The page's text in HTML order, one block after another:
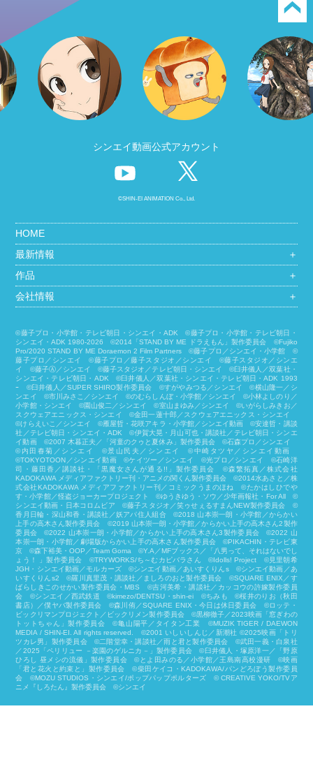
シンエイ動画公式アカウント
©SHIN-EI ANIMATION Co., Ltd.
HOME
最新情報
＋
作品
＋
会社情報
＋
©藤子プロ・小学館・テレビ朝日・シンエイ・ADK ©藤子プロ・小学館・テレビ朝日・
シンエイ・ADK 1980-2026 ©2014「STAND BY ME ドラえもん」製作委員会 ©Fujiko
Pro/2020 STAND BY ME Doraemon 2 Film Partners ©藤子プロ／シンエイ・小学館 ©
藤子プロ／シンエイ ©藤子プロ／藤子スタジオ／シンエイ ©藤子スタジオ／シンエ
イ ©藤子Ⓐ／シンエイ ©藤子スタジオ／テレビ朝日・シンエイ ©臼井儀人／双葉社・
シンエイ・テレビ朝日・ADK ©臼井儀人／双葉社・シンエイ・テレビ朝日・ADK 1993
ｰ ©臼井儀人／SUPER SHIRO製作委員会 ©すがやみつる／シンエイ ©横山隆一／シ
ンエイ ©市川みさこ／シンエイ ©のむらしんぼ・小学館／シンエイ ©小林よしのり／
小学館・シンエイ ©園山俊二／シンエイ ©室山まゆみ／シンエイ ©いがらしみきお／
スクウェアエニックス・シンエイ ©金田一蓮十郎／スクウェアエニックス・シンエイ
©けらえいこ／シンエイ ©雁屋哲・花咲アキラ・小学館／シンエイ動画 ©安達哲・講談
社／テレビ朝日・シンエイ・ADK ©伊賀大晃・月山可也・講談社／テレビ朝日・シンエ
イ動画 ©2007 木暮正夫／「河童のクゥと夏休み」製作委員会 ©石森プロ／シンエイ
©内田春菊／シンエイ ©景山民夫／シンエイ ©中崎タツヤ／シンエイ動画
©︎TOKYOTOON／シンエイ動画 ©ケイツー／シンエイ ©光プロ／シンエイ ©石崎洋
司・藤田香／講談社・「黒魔女さんが通る!!」製作委員会 ©森繁拓真／株式会社
KADOKAWA メディアファクトリー刊・アニメの関くん製作委員会 ©2014水あさと／株
式会社KADOKAWA メディアファクトリー刊／コミックうまのほね ©たかはしひでや
す・小学館／怪盗ジョーカープロジェクト ©ゆうきゆう・ソウ／少年画報社・For All ©
シンエイ動画・日本コロムビア ©藤子スタジオ／笑ゥせぇるすまんNEW製作委員会 ©
香月日輪・深山和香・講談社／妖アパ住人組合 ©2018 山本崇一朗・小学館／からかい
上手の高木さん製作委員会 ©2019 山本崇一朗・小学館／からかい上手の高木さん2製作
委員会 ©2022 山本崇一朗・小学館／からかい上手の高木さん3製作委員会 ©2022 山
本崇一朗・小学館／劇場版からかい上手の高木さん製作委員会 ©PIKACHIN・テレビ東
京 ©森下裕美・OOP／Team Goma ©Y.A／MFブックス／「八男って、それはないでし
ょう！ 」製作委員会 ©TRYWORKS/ち～むカピバラさん ©︎Idolls! Project ©見里朝希
JGH・シンエイ動画／モルカーズ ©シンエイ動画／あいすくりんs ©シンエイ動画／あ
いすくりんs2 ©羅川真里茂・講談社／ましろのおと製作委員会 ©SQUARE ENIX／す
ばらしきこのせかい製作委員会・MBS ©吉河美希・講談社／カッコウの許嫁製作委員
会 ©シンエイ／西武鉄道 ©kimezo/DENTSU・shin-ei ©ちみも ©桜井のりお（秋田
書店）／僕ヤバ製作委員会 ©森川侑／SQUARE ENIX・今日は休日委員会 ©ロッテ・
ビックリマンプロジェクト／ビックリメン製作委員会 ©黒柳徹子／2023映画「窓ぎわの
トットちゃん」製作委員会 ©亀山陽平／タイタン工業 ©MUZIK TIGER / DAEWON
MEDIA / SHIN-EI. All rights reserved. ©2001 いしいしんじ／新潮社 ©2025映画「トリ
ツカレ男」製作委員会 ©二階堂幸・講談社／雨と君と製作委員会 ©武田一義・白泉社
／2025「ペリリュー －楽園のゲルニカ－」製作委員会 ©臼井儀人・塚原洋一／「野原
ひろし 昼メシの流儀」製作委員会 ©とよ田みのる／小学館／王島南高校漫研 ©映画
「君と花火と約束と」製作委員会 ©柴⽥ケイコ・KADOKAWA/パンどろぼう製作委員
会 ©MOZU STUDIOS・シンエイ/ポップパップポルターズ © CREATIVE YOKO/TVア
ニメ『しろたん』製作委員会 ©シンエイ